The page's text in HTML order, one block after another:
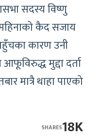
सदस्य विष्णु
कैद सजाय
कारण उनी
मुद्दा दर्ता
मात्रै थाहा पाएको
18K
SHARES